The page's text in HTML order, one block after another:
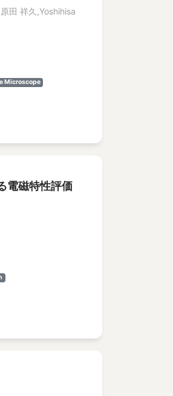
田 祥久,Yoshihisa
Microscope
電磁特性評価